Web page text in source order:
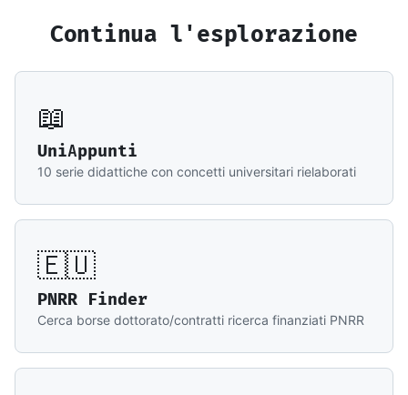
Continua l'esplorazione
📖
UniAppunti
10 serie didattiche con concetti universitari rielaborati
🇪🇺
PNRR Finder
Cerca borse dottorato/contratti ricerca finanziati PNRR